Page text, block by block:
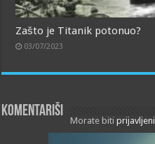
Zašto je Titanik potonuo?
03/07/2023
Komentariši
Morate bitiprijavljeni